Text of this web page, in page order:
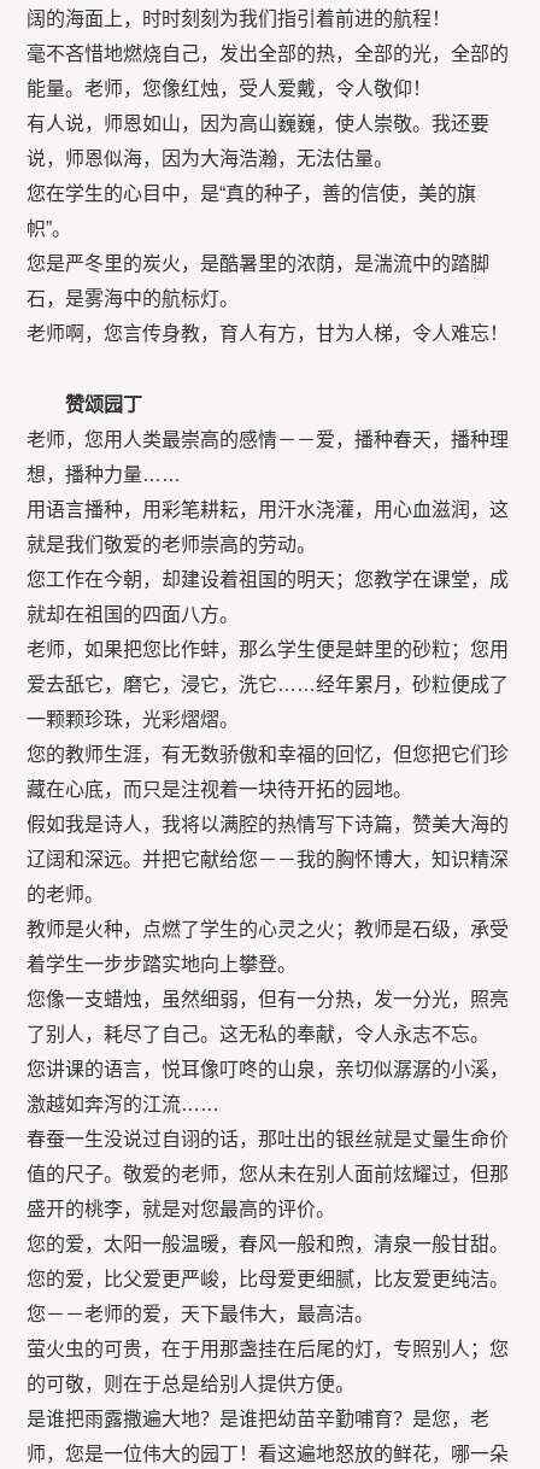
阔的海面上，时时刻刻为我们指引着前进的航程！
毫不吝惜地燃烧自己，发出全部的热，全部的光，全部的
能量。老师，您像红烛，受人爱戴，令人敬仰！
有人说，师恩如山，因为高山巍巍，使人崇敬。我还要
说，师恩似海，因为大海浩瀚，无法估量。
您在学生的心目中，是“真的种子，善的信使，美的旗
帜”。
您是严冬里的炭火，是酷暑里的浓荫，是湍流中的踏脚
石，是雾海中的航标灯。
老师啊，您言传身教，育人有方，甘为人梯，令人难忘！
赞颂园丁
老师，您用人类最崇高的感情－－爱，播种春天，播种理
想，播种力量……
用语言播种，用彩笔耕耘，用汗水浇灌，用心血滋润，这
就是我们敬爱的老师崇高的劳动。
您工作在今朝，却建设着祖国的明天；您教学在课堂，成
就却在祖国的四面八方。
老师，如果把您比作蚌，那么学生便是蚌里的砂粒；您用
爱去舐它，磨它，浸它，洗它……经年累月，砂粒便成了
一颗颗珍珠，光彩熠熠。
您的教师生涯，有无数骄傲和幸福的回忆，但您把它们珍
藏在心底，而只是注视着一块待开拓的园地。
假如我是诗人，我将以满腔的热情写下诗篇，赞美大海的
辽阔和深远。并把它献给您－－我的胸怀博大，知识精深
的老师。
教师是火种，点燃了学生的心灵之火；教师是石级，承受
着学生一步步踏实地向上攀登。
您像一支蜡烛，虽然细弱，但有一分热，发一分光，照亮
了别人，耗尽了自己。这无私的奉献，令人永志不忘。
您讲课的语言，悦耳像叮咚的山泉，亲切似潺潺的小溪，
激越如奔泻的江流……
春蚕一生没说过自诩的话，那吐出的银丝就是丈量生命价
值的尺子。敬爱的老师，您从未在别人面前炫耀过，但那
盛开的桃李，就是对您最高的评价。
您的爱，太阳一般温暖，春风一般和煦，清泉一般甘甜。
您的爱，比父爱更严峻，比母爱更细腻，比友爱更纯洁。
您－－老师的爱，天下最伟大，最高洁。
萤火虫的可贵，在于用那盏挂在后尾的灯，专照别人；您
的可敬，则在于总是给别人提供方便。
是谁把雨露撒遍大地？是谁把幼苗辛勤哺育？是您，老
师，您是一位伟大的园丁！看这遍地怒放的鲜花，哪一朵